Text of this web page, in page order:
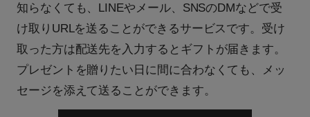
知らなくても、LINEやメール、SNSのDMなどで受
け取りURLを送ることができるサービスです。受け
取った方は配送先を入力するとギフトが届きます。
プレゼントを贈りたい日に間に合わなくても、メッ
セージを添えて送ることができます。